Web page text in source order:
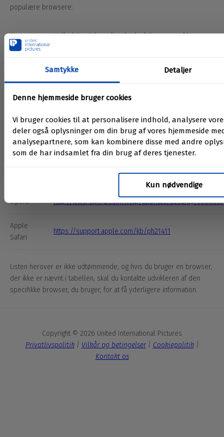
populære browsere:
Browser Vejledning i, hvordan du deaktiverer cookies
https://support.google.com/chrome/answer/95647
Firefox
https://support.mozilla.org/en-US/kb/enable-and-
https://support.mozilla.org/en-US/kb/disable-third-
party-cookies
Microsoft
gb/help/17442/windows-internet-explorer...
Opera http://www.opera.com/help/tutorials/security/cookies/
Apple
Safari
https://support.apple.com/kb/ph21411
Listen herover er ikke udtømmende, og hvis du bruger en browser,
der ikke er nævnt i tabellen, skal du kontakte udvikleren af den
specifikke browser, du bruger, for at få yderligere information.
Copyright © 2026 United International Pictures
Privatlivspolitik| Vilkår og betingelser| Cookiepolitik|
Kontakt os